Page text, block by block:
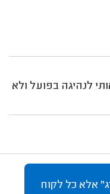
לנהיגה בפועל ולא
אלא כל לקוח